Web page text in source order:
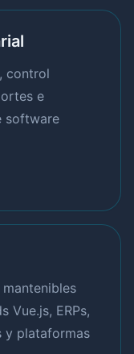
control
e
software
mantenibles
Vue.js, ERPs,
y plataformas